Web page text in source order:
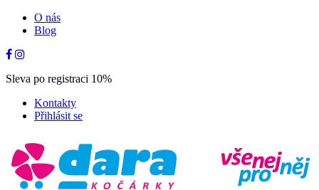
O nás
Blog
Sleva po registraci 10%
Kontakty
Přihlásit se